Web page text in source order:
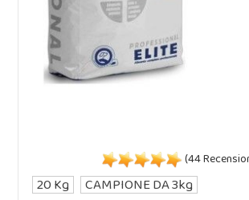
(44
20 Kg CAMPIONE DA 3kg